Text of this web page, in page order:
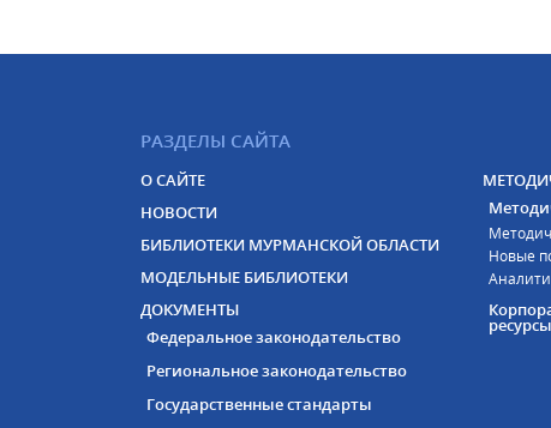
РАЗДЕЛЫ САЙТА
О САЙТЕ
НОВОСТИ
БИБЛИОТЕКИ МУРМАНСКОЙ ОБЛАСТИ
МОДЕЛЬНЫЕ БИБЛИОТЕКИ
ДОКУМЕНТЫ
Федеральное законодательство
Региональное законодательство
Государственные стандарты
Новые
ресурсы